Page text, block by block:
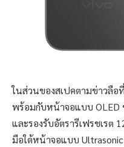
ในส่วนของสเปคตามข่าวลือ
พร้อมกับหน้าจอแบบ OLED
และรองรับอัตรารีเฟรชเรต
มือใต้หน้าจอแบบ